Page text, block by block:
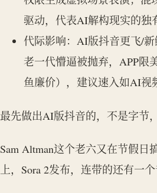
驱动，代表AI解构现实的独
代际影响：AI版抖音更飞/新
老一代懵逼被抛弃，APP限
鱼廉价），建议速入如AI视
最先做出AI版抖音的，不是字节
Sam Altman这个老六又在节假日
上，Sora 2发布，连带的还有一个